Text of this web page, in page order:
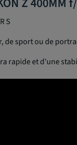
S
de sport ou de
rapide et d'une